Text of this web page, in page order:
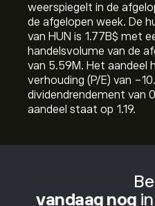
vandaag nog
weerspiegelt in de
de afgelopen week. De
van HUN is 1.77B‎$‎ met
handelsvolume van de
van 5.59M. Het
verhouding (P/E) van -
dividendrendement van
aandeel staat op 1.19.